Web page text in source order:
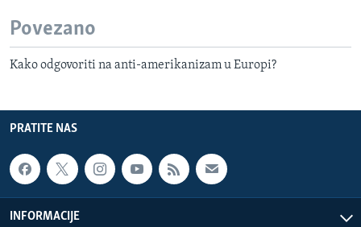
Povezano
Kako odgovoriti na anti-amerikanizam u Europi?
PRATITE NAS
INFORMACIJE